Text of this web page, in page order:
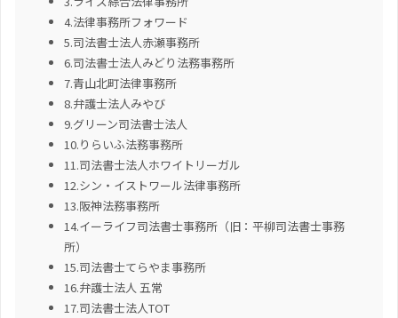
4.法律事務所フォワード
5.司法書士法人赤瀬事務所
6.司法書士法人みどり法務事務所
7.青山北町法律事務所
8.弁護士法人みやび
9.グリーン司法書士法人
10.りらいふ法務事務所
11.司法書士法人ホワイトリーガル
12.シン・イストワール法律事務所
13.阪神法務事務所
14.イーライフ司法書士事務所（旧：平柳司法書士事務
所）
15.司法書士てらやま事務所
16.弁護士法人 五常
17.司法書士法人TOT